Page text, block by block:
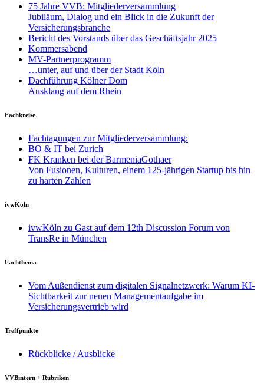
75 Jahre VVB: Mitgliederversammlung
Jubiläum, Dialog und ein Blick in die Zukunft der
Versicherungsbranche
Bericht des Vorstands über das Geschäftsjahr 2025
Kommersabend
MV-Partnerprogramm
…unter, auf und über der Stadt Köln
Dachführung Kölner Dom
Ausklang auf dem Rhein
Fachkreise
Fachtagungen zur Mitgliederversammlung:
BO & IT bei Zurich
FK Kranken bei der BarmeniaGothaer
Von Fusionen, Kulturen, einem 125-jährigen Startup bis hin
zu harten Zahlen
ivwKöln
ivwKöln zu Gast auf dem 12th Discussion Forum von
TransRe in München
Fachthema
Vom Außendienst zum digitalen Signalnetzwerk: Warum KI-
Sichtbarkeit zur neuen Managementaufgabe im
Versicherungsvertrieb wird
Treffpunkte
Rückblicke / Ausblicke
VVBintern + Rubriken